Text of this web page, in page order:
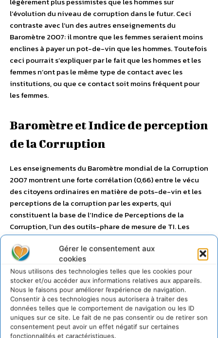
Gérer le consentement aux
cookies
Nous utilisons des technologies telles que les cookies pour
stocker et/ou accéder aux informations relatives aux appareils.
Nous le faisons pour améliorer l’expérience de navigation.
Consentir à ces technologies nous autorisera à traiter des
données telles que le comportement de navigation ou les ID
uniques sur ce site. Le fait de ne pas consentir ou de retirer son
consentement peut avoir un effet négatif sur certaines
fonctionnalités et caractéristiques.
l’évolution du niveau de corruption dans le futur. Ceci
contraste avec l’un des autres enseignements du
Baromètre 2007: il montre que les femmes seraient moins
enclines à payer un pot-de-vin que les hommes. Toutefois
ceci pourrait s’expliquer par le fait que les hommes et les
femmes n’ont pas le même type de contact avec les
institutions, ou que ce contact soit moins fréquent pour
les femmes.
Baromètre et Indice de perception
de la Corruption
Les enseignements du Baromètre mondial de la Corruption
2007 montrent une forte corrélation (0,66) entre le vécu
des citoyens ordinaires en matière de pots-de-vin et les
perceptions de la corruption par les experts, qui
constituent la base de l’Indice de Perceptions de la
Corruption, l’un des outils-phare de mesure de TI. Les
états dans lesquels les hommes d’affaire, les analystes du
pays et les experts remarquent que la corruption est
largement répandue sont ceux-là même où, en moyenne,
une plus grande partie des citoyens paye des pots-de-vin
pour avoir accès aux services publics.
Conclusion : la lutte contre la
corruption est l’affaire de tous